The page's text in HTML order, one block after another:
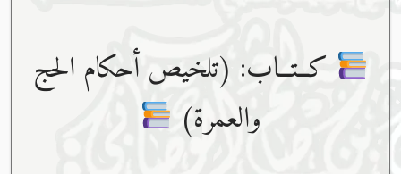
كــتــاب: (تلخيص أحكام الحج
والعمرة)